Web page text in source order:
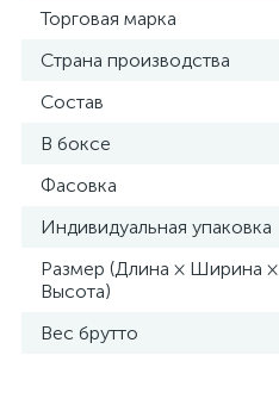
Торговая марка
Страна производства
Состав
В боксе
Фасовка
Индивидуальная упаковка
Размер (Длина × Ширина ×
Высота)
Вес брутто